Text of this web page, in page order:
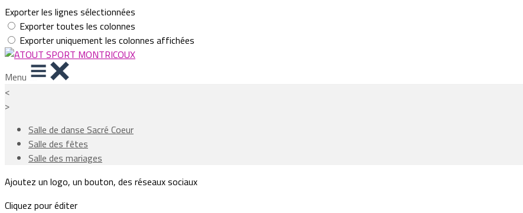
Exporter les lignes sélectionnées
Exporter toutes les colonnes
Exporter uniquement les colonnes affichées
Menu
<
>
Salle de danse Sacré Coeur
Salle des fêtes
Salle des mariages
Ajoutez un logo, un bouton, des réseaux sociaux
Cliquez pour éditer